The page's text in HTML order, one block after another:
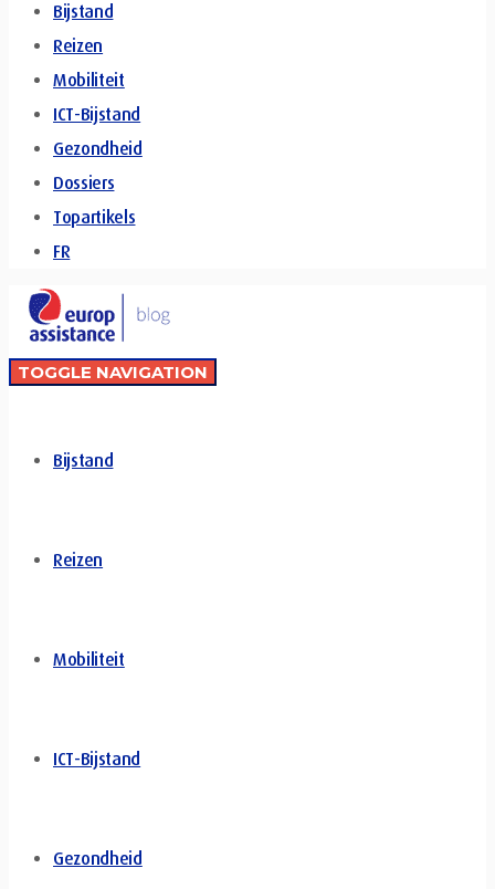
Bijstand
Reizen
Mobiliteit
ICT-Bijstand
Gezondheid
Dossiers
Topartikels
FR
TOGGLE NAVIGATION
Bijstand
Reizen
Mobiliteit
ICT-Bijstand
Gezondheid